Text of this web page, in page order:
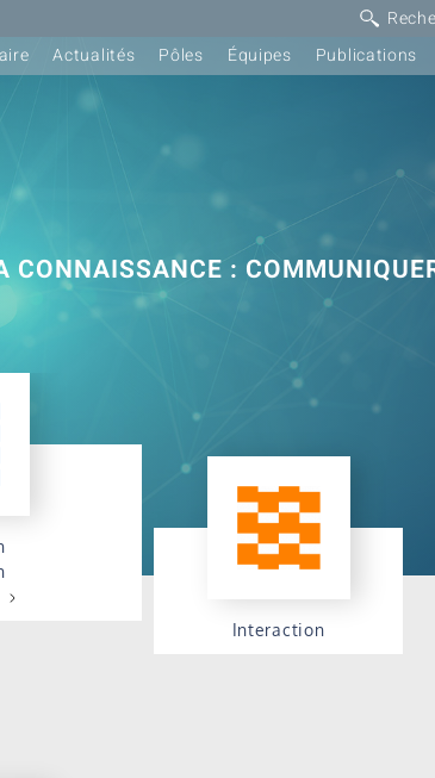
Actualités Pôles Équipes Publications
CONNAISSANCE :
Interaction